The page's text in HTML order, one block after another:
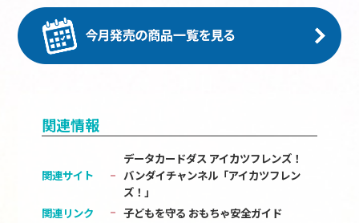
関連情報
関連サイト
データカードダス アイカツフレンズ！
バンダイチャンネル「アイカツフレン
ズ！」
関連リンク
子どもを守る おもちゃ安全ガイド